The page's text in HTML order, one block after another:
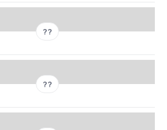
??
??